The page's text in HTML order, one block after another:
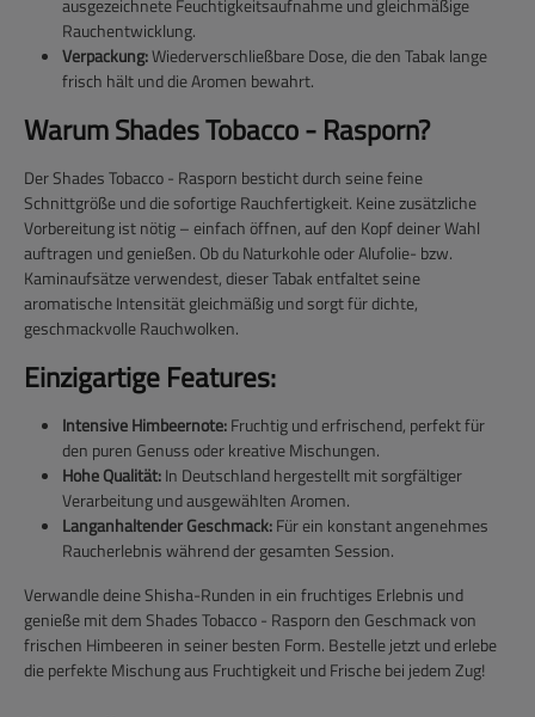
ausgezeichnete Feuchtigkeitsaufnahme und gleichmäßige
Rauchentwicklung.
Verpackung:Wiederverschließbare Dose, die den Tabak lange
frisch hält und die Aromen bewahrt.
Warum Shades Tobacco - Rasporn?
Der Shades Tobacco - Rasporn besticht durch seine feine
Schnittgröße und die sofortige Rauchfertigkeit. Keine zusätzliche
Vorbereitung ist nötig – einfach öffnen, auf den Kopf deiner Wahl
auftragen und genießen. Ob du Naturkohle oder Alufolie- bzw.
Kaminaufsätze verwendest, dieser Tabak entfaltet seine
aromatische Intensität gleichmäßig und sorgt für dichte,
geschmackvolle Rauchwolken.
Einzigartige Features:
Intensive Himbeernote:Fruchtig und erfrischend, perfekt für
den puren Genuss oder kreative Mischungen.
Hohe Qualität:In Deutschland hergestellt mit sorgfältiger
Verarbeitung und ausgewählten Aromen.
Langanhaltender Geschmack:Für ein konstant angenehmes
Raucherlebnis während der gesamten Session.
Verwandle deine Shisha-Runden in ein fruchtiges Erlebnis und
genieße mit dem Shades Tobacco - Rasporn den Geschmack von
frischen Himbeeren in seiner besten Form. Bestelle jetzt und erlebe
die perfekte Mischung aus Fruchtigkeit und Frische bei jedem Zug!